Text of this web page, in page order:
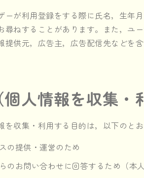
ーが利用登録をする際に氏名，生年
尋ねすることがあります。また，ユ
提供元，広告主，広告配信先などを
人情報を収集・
を収集・利用する目的は，以下のとお
の提供・運営のため
のお問い合わせに回答するため（本